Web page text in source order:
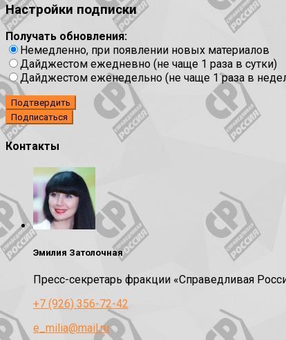
Настройки подписки
Получать обновления:
Немедленно, при появлении новых материалов
Дайджестом ежедневно (не чаще 1 раза в сутки)
Дайджестом еженедельно (не чаще 1 раза в
Подтвердить
Контакты
Эмилия Затолочная
Пресс-секретарь фракции «Справедливая
+7 (926) 356-72-42
e_milia@mail.ru